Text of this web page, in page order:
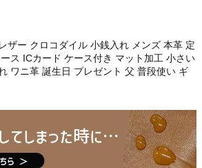
ザー クロコダイル 小銭入れ メンズ 本革 定
ス ICカード ケース付き マット加工 小さい
ワニ革 誕生日 プレゼント 父 普段使い ギ